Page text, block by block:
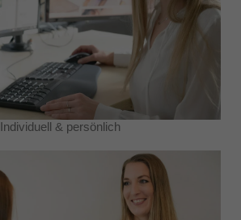
Individuell & persönlich